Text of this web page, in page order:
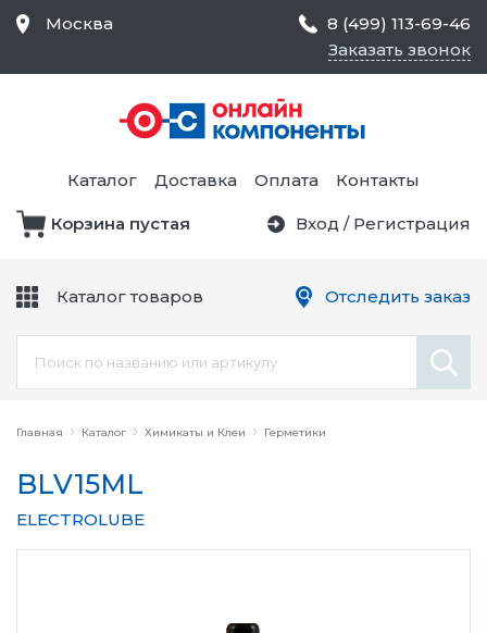
Главная Каталог Химикаты и Клеи Герметики
BLV15ML
ELECTROLUBE
Москва
8 (499) 113-69-46
Заказать звонок
Каталог Доставка Оплата Контакты
Корзина пустая Вход / Регистрация
Каталог товаров
Средства Контроля
Статического
Электричества и
Безопасности,
Товары для Чистых
Цепи
Оборудование
Отследить заказ